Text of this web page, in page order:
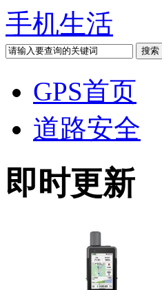
手机生活
GPS首页
道路安全
即时更新